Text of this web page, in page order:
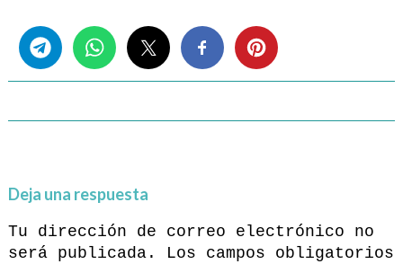
Deja una respuesta
Tu dirección de correo electrónico no
será publicada.
Los campos obligatorios